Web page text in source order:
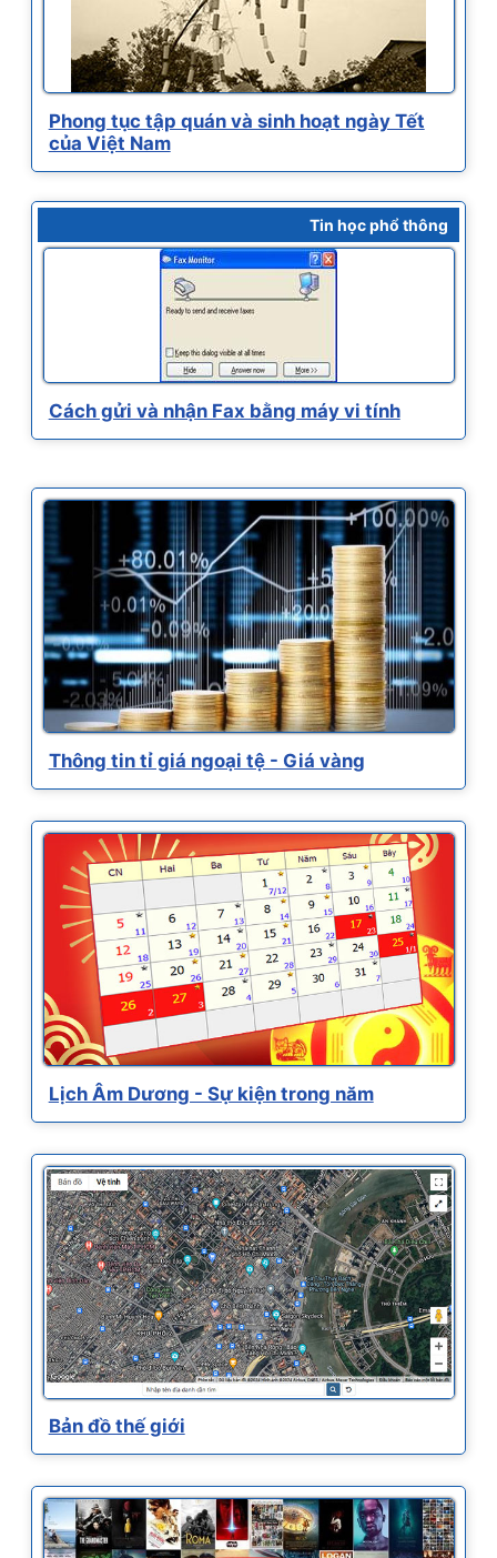
Phong tục tập quán và sinh hoạt ngày Tết
của Việt Nam
Tin học phổ thông
Cách gửi và nhận Fax bằng máy vi tính
Thông tin tỉ giá ngoại tệ - Giá vàng
Lịch Âm Dương - Sự kiện trong năm
Bản đồ thế giới